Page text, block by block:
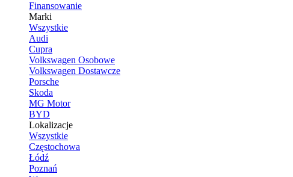
Finansowanie
Marki
Wszystkie
Audi
Cupra
Volkswagen Osobowe
Volkswagen Dostawcze
Porsche
Skoda
MG Motor
BYD
Lokalizacje
Wszystkie
Częstochowa
Łódź
Poznań